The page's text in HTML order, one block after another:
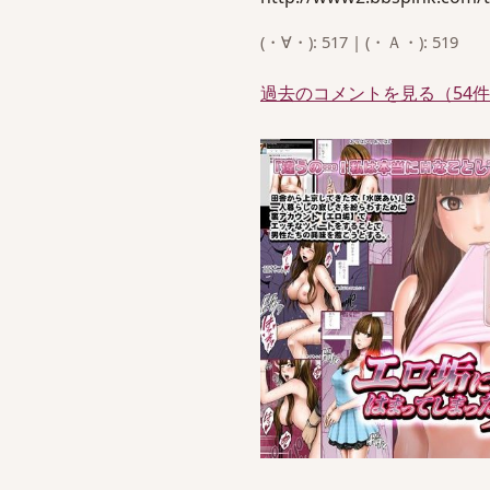
(・∀・): 517 | (・Ａ・): 519
過去のコメントを見る（54